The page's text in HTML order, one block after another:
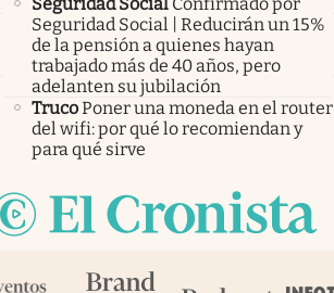
Seguridad Social | Reducirán un 15%
de la pensión a quienes hayan
trabajado más de 40 años, pero
adelanten su jubilación
TrucoPoner una moneda en el router
del wifi: por qué lo recomiendan y
para qué sirve